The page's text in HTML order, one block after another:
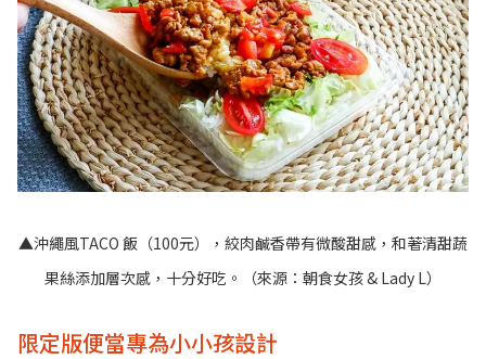
▲沖繩風TACO 飯（100元），絞肉鹹香帶有微酸甜感，和著清甜蔬
果絲添加層次感，十分好吃。（來源： 朝食女孩 & Lady L）
限定版便當專為小小孩設計